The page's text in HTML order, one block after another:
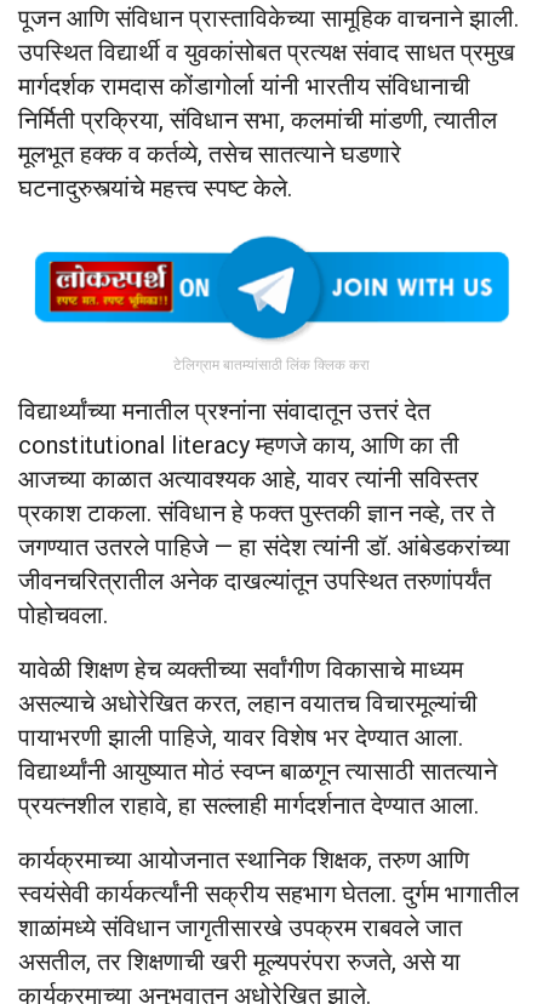
पूजन आणि संविधान प्रास्ताविकेच्या सामूहिक वाचनाने झाली.
उपस्थित विद्यार्थी व युवकांसोबत प्रत्यक्ष संवाद साधत प्रमुख
मार्गदर्शक रामदास कोंडागोर्ला यांनी भारतीय संविधानाची
निर्मिती प्रक्रिया, संविधान सभा, कलमांची मांडणी, त्यातील
मूलभूत हक्क व कर्तव्ये, तसेच सातत्याने घडणारे
घटनादुरुस्त्यांचे महत्त्व स्पष्ट केले.
टेलिग्राम बातम्यांसाठी लिंक क्लिक करा
विद्यार्थ्यांच्या मनातील प्रश्नांना संवादातून उत्तरं देत
constitutional literacy म्हणजे काय, आणि का ती
आजच्या काळात अत्यावश्यक आहे, यावर त्यांनी सविस्तर
प्रकाश टाकला. संविधान हे फक्त पुस्तकी ज्ञान नव्हे, तर ते
जगण्यात उतरले पाहिजे — हा संदेश त्यांनी डॉ. आंबेडकरांच्या
जीवनचरित्रातील अनेक दाखल्यांतून उपस्थित तरुणांपर्यंत
पोहोचवला.
यावेळी शिक्षण हेच व्यक्तीच्या सर्वांगीण विकासाचे माध्यम
असल्याचे अधोरेखित करत, लहान वयातच विचारमूल्यांची
पायाभरणी झाली पाहिजे, यावर विशेष भर देण्यात आला.
विद्यार्थ्यांनी आयुष्यात मोठं स्वप्न बाळगून त्यासाठी सातत्याने
प्रयत्नशील राहावे, हा सल्लाही मार्गदर्शनात देण्यात आला.
कार्यक्रमाच्या आयोजनात स्थानिक शिक्षक, तरुण आणि
स्वयंसेवी कार्यकर्त्यांनी सक्रीय सहभाग घेतला. दुर्गम भागातील
शाळांमध्ये संविधान जागृतीसारखे उपक्रम राबवले जात
असतील, तर शिक्षणाची खरी मूल्यपरंपरा रुजते, असे या
कार्यक्रमाच्या अनुभवातून अधोरेखित झाले.